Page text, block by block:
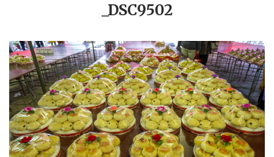
_DSC9502